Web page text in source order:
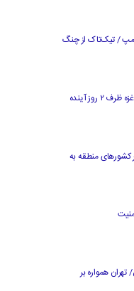
ترامپ / تیک‌تاک از چنگ
آکسیوس: ترامپ به توافق آتش‌بس در غزه ظرف ۲ روز آینده
کشورهای منطقه به
همواره بر